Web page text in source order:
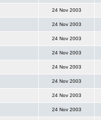
24 Nov 2003
24 Nov 2003
24 Nov 2003
24 Nov 2003
24 Nov 2003
24 Nov 2003
24 Nov 2003
24 Nov 2003